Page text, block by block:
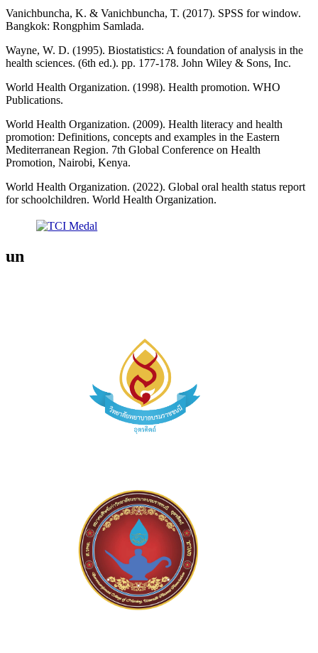
Vanichbuncha, K. & Vanichbuncha, T. (2017). SPSS for window.
Bangkok: Rongphim Samlada.
Wayne, W. D. (1995). Biostatistics: A foundation of analysis in the
health sciences. (6th ed.). pp. 177-178. John Wiley & Sons, Inc.
World Health Organization. (1998). Health promotion. WHO
Publications.
World Health Organization. (2009). Health literacy and health
promotion: Definitions, concepts and examples in the Eastern
Mediterranean Region. 7th Global Conference on Health
Promotion, Nairobi, Kenya.
World Health Organization. (2022). Global oral health status report
for schoolchildren. World Health Organization.
un